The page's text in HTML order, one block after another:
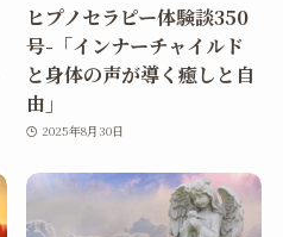
ヒプノセラピー体験談350
号-「インナーチャイルド
と身体の声が導く癒しと自
由」
2025年8月30日